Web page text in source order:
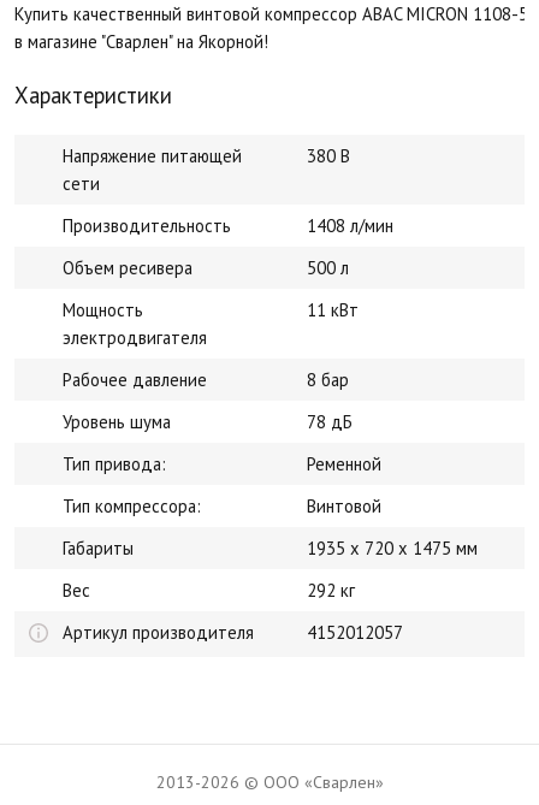
Купить качественный винтовой компрессор ABAC MICRON 1108-
в магазине "Сварлен" на Якорной!
Характеристики
Напряжение питающей
сети
380 В
Производительность
1408 л/мин
Объем ресивера
500 л
Мощность
электродвигателя
11 кВт
Рабочее давление
8 бар
Уровень шума
78 дБ
Тип привода:
Ременной
Тип компрессора:
Винтовой
Габариты
1935 x 720 x 1475 мм
Вес
292 кг
Артикул производителя
4152012057
2013-2026 © ООО «Сварлен»